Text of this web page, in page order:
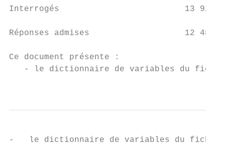
Interrogés                         13
Réponses admises
Ce document présente :
- le dictionnaire de variables du
-   le dictionnaire de variables du fichier